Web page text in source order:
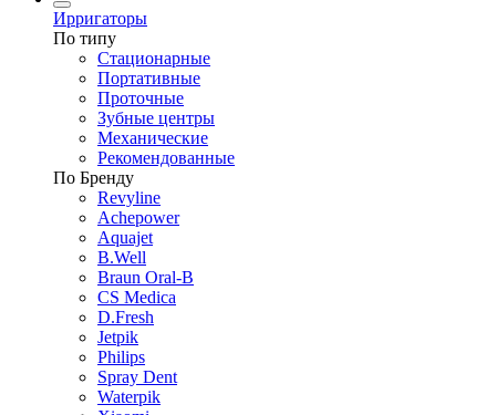
Ирригаторы
По типу
Стационарные
Портативные
Проточные
Зубные центры
Механические
Рекомендованные
По Бренду
Revyline
Achepower
Aquajet
B.Well
Braun Oral-B
CS Medica
D.Fresh
Jetpik
Philips
Spray Dent
Waterpik